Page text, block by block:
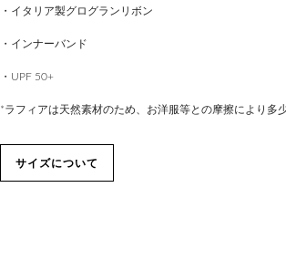
・イタリア製グログランリボン
・インナーバンド
・UPF 50+
*ラフィアは天然素材のため、お洋服等との摩擦により多
サイズについて